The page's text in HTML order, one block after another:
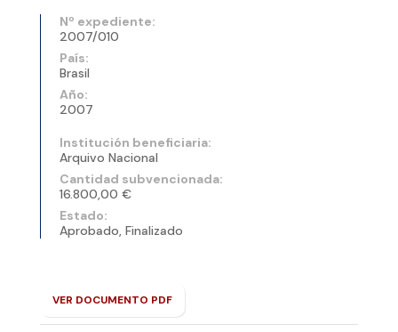
Nº expediente:
2007/010
País:
Brasil
Año:
2007
Institución beneficiaria:
Arquivo Nacional
Cantidad subvencionada:
16.800,00 €
Estado:
Aprobado, Finalizado
VER DOCUMENTO PDF